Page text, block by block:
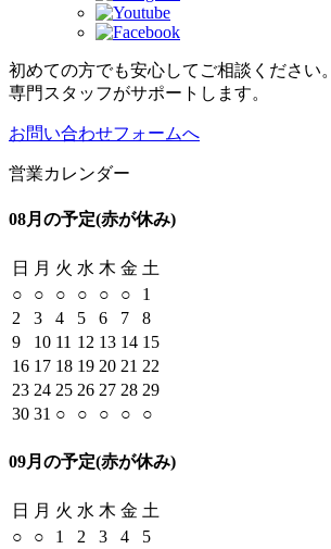
初めての方でも安心してご相談ください。
専門スタッフがサポートします。
お問い合わせフォームへ
営業カレンダー
08月の予定(赤が休み)
日 月 火 水 木 金 土
○
○ ○ ○ ○ ○
1
2
3 4 5 6 7
8
9
10 11 12 13 14 15
16 17 18 19 20 21 22
23 24 25 26 27 28 29
30 31 ○ ○ ○ ○ ○
09月の予定(赤が休み)
日 月 火 水 木 金 土
○
○ 1 2 3 4
5